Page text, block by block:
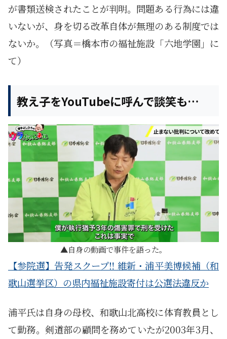
が書類送検されたことが判明。問題ある行為には違
いないが、身を切る改革自体が無理のある制度では
ないか。（写真＝橋本市の福祉施設「六地学園」に
て）
教え子をYouTubeに呼んで談笑も…
自身の動画で事件を語った。
【参院選】告発スクープ‼ 維新・浦平美博候補（和
歌山選挙区）の県内福祉施設寄付は公選法違反か
浦平氏は自身の母校、和歌山北高校に体育教員とし
て勤務。剣道部の顧問を務めていたが2003年3月、